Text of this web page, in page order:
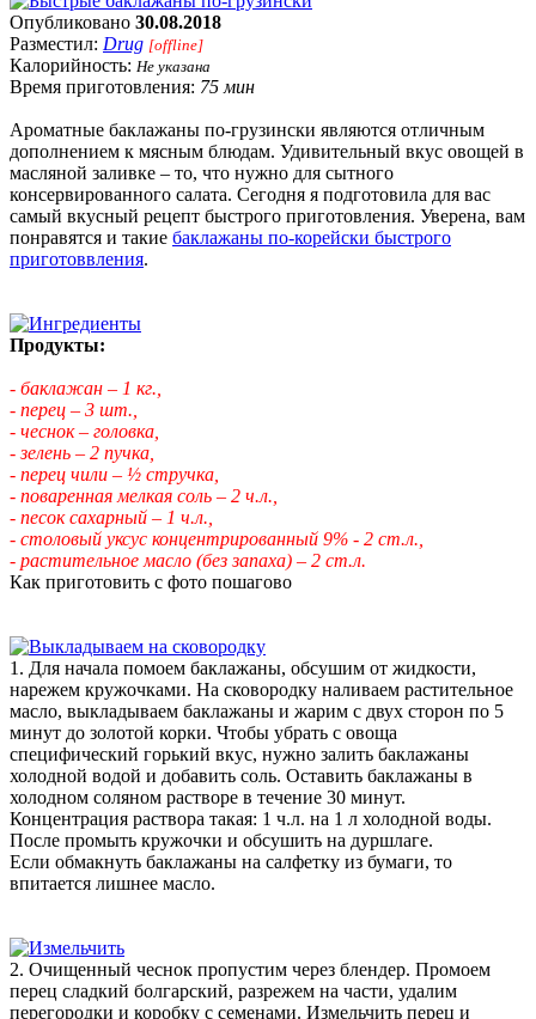
Опубликовано 30.08.2018
Разместил: Drug [offline]
Калорийность: Не указана
Время приготовления: 75 мин
Ароматные баклажаны по-грузински являются отличным
дополнением к мясным блюдам. Удивительный вкус овощей в
масляной заливке – то, что нужно для сытного
консервированного салата. Сегодня я подготовила для вас
самый вкусный рецепт быстрого приготовления. Уверена, вам
понравятся и такие баклажаны по-корейски быстрого
приготоввления.
Продукты:
- баклажан – 1 кг.,
- перец – 3 шт.,
- чеснок – головка,
- зелень – 2 пучка,
- перец чили – ½ стручка,
- поваренная мелкая соль – 2 ч.л.,
- песок сахарный – 1 ч.л.,
- столовый уксус концентрированный 9% - 2 ст.л.,
- растительное масло (без запаха) – 2 ст.л.
Как приготовить с фото пошагово
1. Для начала помоем баклажаны, обсушим от жидкости,
нарежем кружочками. На сковородку наливаем растительное
масло, выкладываем баклажаны и жарим с двух сторон по 5
минут до золотой корки. Чтобы убрать с овоща
специфический горький вкус, нужно залить баклажаны
холодной водой и добавить соль. Оставить баклажаны в
холодном соляном растворе в течение 30 минут.
Концентрация раствора такая: 1 ч.л. на 1 л холодной воды.
После промыть кружочки и обсушить на дуршлаге.
Если обмакнуть баклажаны на салфетку из бумаги, то
впитается лишнее масло.
2. Очищенный чеснок пропустим через блендер. Промоем
перец сладкий болгарский, разрежем на части, удалим
перегородки и коробку с семенами. Измельчить перец и